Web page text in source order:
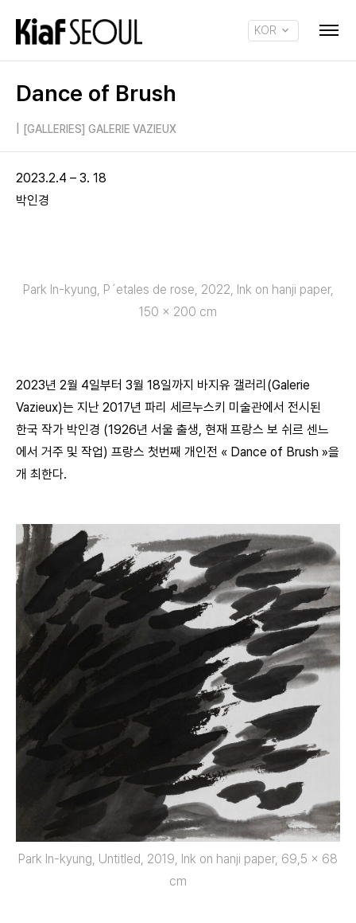
KOR
Dance of Brush
[GALLERIES] GALERIE VAZIEUX
2023.2.4 – 3. 18
박인경
Park In-kyung, P´etales de rose, 2022, Ink on hanji paper,
150 x 200 cm
2023년 2월 4일부터 3월 18일까지 바지유 갤러리(Galerie
Vazieux)는 지난 2017년 파리 세르누스키 미술관에서 전시된
한국 작가 박인경 (1926년 서울 출생, 현재 프랑스 보 쉬르 센느
에서 거주 및 작업) 프랑스 첫번째 개인전 « Dance of Brush »을
개 최한다.
Park In-kyung, Untitled, 2019, Ink on hanji paper, 69,5 x 68
cm